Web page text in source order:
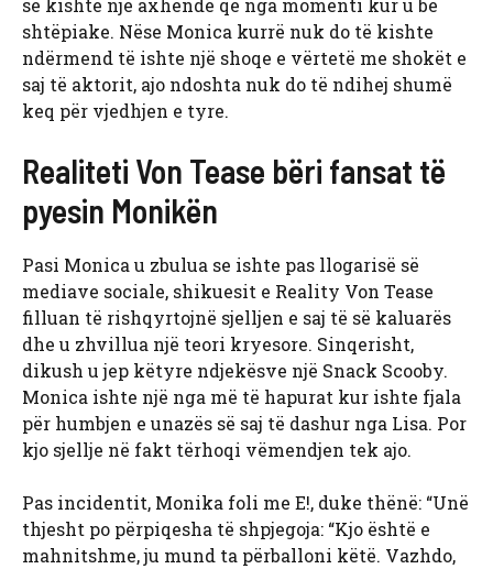
se kishte një axhendë që nga momenti kur u bë
shtëpiake. Nëse Monica kurrë nuk do të kishte
ndërmend të ishte një shoqe e vërtetë me shokët e
saj të aktorit, ajo ndoshta nuk do të ndihej shumë
keq për vjedhjen e tyre.
Realiteti Von Tease bëri fansat të
pyesin Monikën
Pasi Monica u zbulua se ishte pas llogarisë së
mediave sociale, shikuesit e Reality Von Tease
filluan të rishqyrtojnë sjelljen e saj të së kaluarës
dhe u zhvillua një teori kryesore. Sinqerisht,
dikush u jep këtyre ndjekësve një Snack Scooby.
Monica ishte një nga më të hapurat kur ishte fjala
për humbjen e unazës së saj të dashur nga Lisa. Por
kjo sjellje në fakt tërhoqi vëmendjen tek ajo.
Pas incidentit, Monika foli me E!, duke thënë: “Unë
thjesht po përpiqesha të shpjegoja: “Kjo është e
mahnitshme, ju mund ta përballoni këtë. Vazhdo,